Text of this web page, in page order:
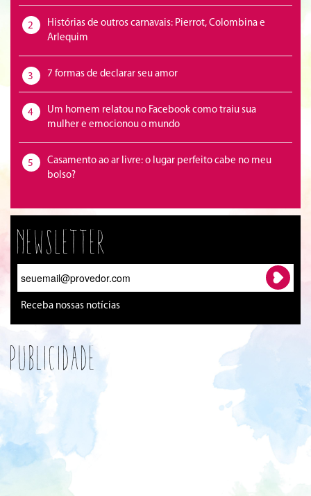
2
Histórias de outros carnavais: Pierrot, Colombina e
Arlequim
3 7 formas de declarar seu amor
4
Um homem relatou no Facebook como traiu sua
mulher e emocionou o mundo
5
Casamento ao ar livre: o lugar perfeito cabe no meu
bolso?
Newsletter
Receba nossas notícias
Publicidade